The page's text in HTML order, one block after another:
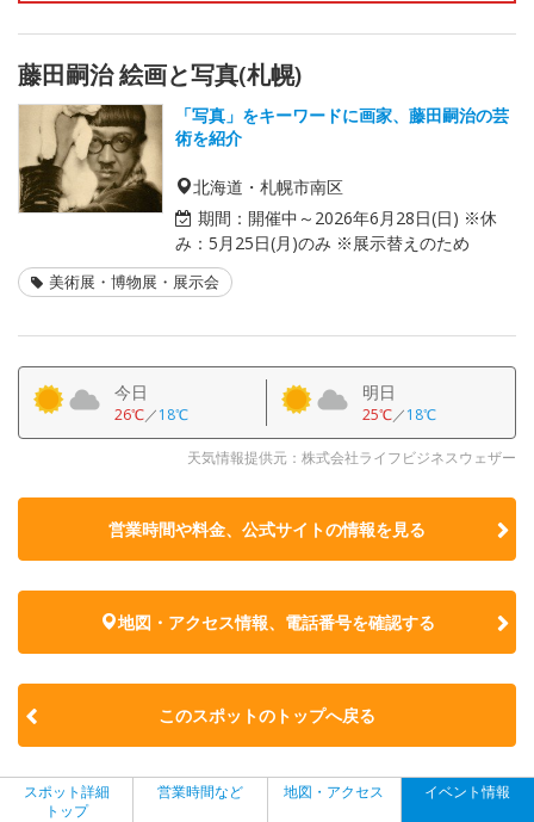
藤田嗣治 絵画と写真(札幌)
「写真」をキーワードに画家、藤田嗣治の芸
術を紹介
北海道・札幌市南区
期間： 開催中～2026年6月28日(日) ※休
み：5月25日(月)のみ ※展示替えのため
美術展・博物展・展示会
今日
26℃／18℃
明日
25℃／18℃
天気情報提供元：株式会社ライフビジネスウェザー
営業時間や料金、公式サイトの情報を見る
地図・アクセス情報、電話番号を確認する
このスポットのトップへ戻る
スポット詳細
トップ
営業時間など 地図・アクセス イベント情報